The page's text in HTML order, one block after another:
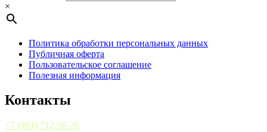
×
Политика обработки персональных данных
Публичная оферта
Пользовательское соглашение
Полезная информация
Контакты
+7 (981) 712-56-26